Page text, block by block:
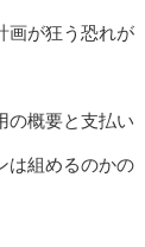
画が狂う恐れが
の概要と支払い
は組めるのかの